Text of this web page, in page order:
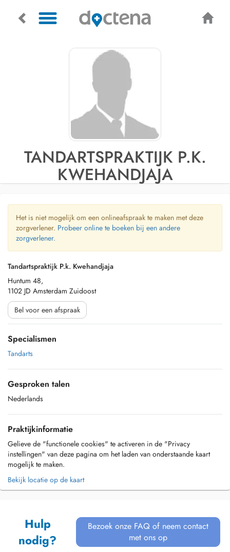
TANDARTSPRAKTIJK P.K.
KWEHANDJAJA
Het is niet mogelijk om een onlineafspraak te maken met deze
zorgverlener. Probeer online te boeken bij een andere
zorgverlener.
Tandartspraktijk P.k. Kwehandjaja
Huntum 48,
1102 JD Amsterdam Zuidoost
Bel voor een afspraak
Specialismen
Tandarts
Gesproken talen
Nederlands
Praktijkinformatie
Gelieve de "functionele cookies" te activeren in de "Privacy
instellingen" van deze pagina om het laden van onderstaande kaart
mogelijk te maken.
Bekijk locatie op de kaart
Hulp
nodig?
Bezoek onze FAQ of neem contact
met ons op